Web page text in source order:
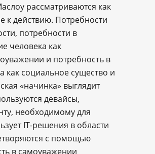
рассматриваются как
к действию. Потребности
потребности в
человека как
и потребность в
как социальное существо и
«начинка» выглядит
девайсы,
необходимому для
IT-решения в области
с помощью
в самоуважении